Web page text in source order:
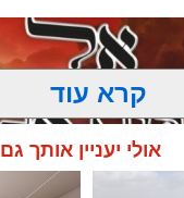
קרא עוד
אולי יעניין אותך גם